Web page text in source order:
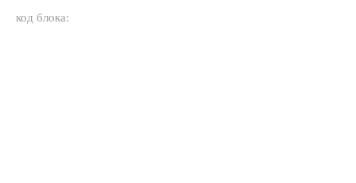
код блока: